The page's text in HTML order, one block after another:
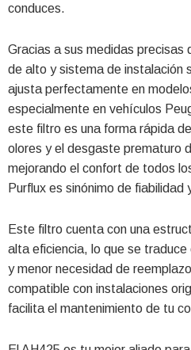
conduces.
Gracias a sus medidas precisas
de alto y sistema de instalación
ajusta perfectamente en
especialmente en vehículos
este filtro es una forma rápida
olores y el desgaste prematuro
mejorando el confort de todos
Purflux es sinónimo de fiabilidad
Este filtro cuenta con una
alta eficiencia, lo que se
y menor necesidad de
compatible con instalaciones
facilita el mantenimiento de tu